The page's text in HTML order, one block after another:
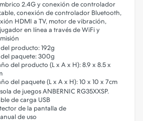
2.4G y conexión de controlador
conexión de controlador Bluetooth,
HDMI a TV, motor de vibración,
en línea a través de WiFi y
del producto: 192g
del paquete: 300g
del producto (L x A x H): 8.9 x 8.5 x
del paquete (L x A x H): 10 x 10 x 7cm
de juegos ANBERNIC RG35XXSP.
de carga USB
de la pantalla de
de uso